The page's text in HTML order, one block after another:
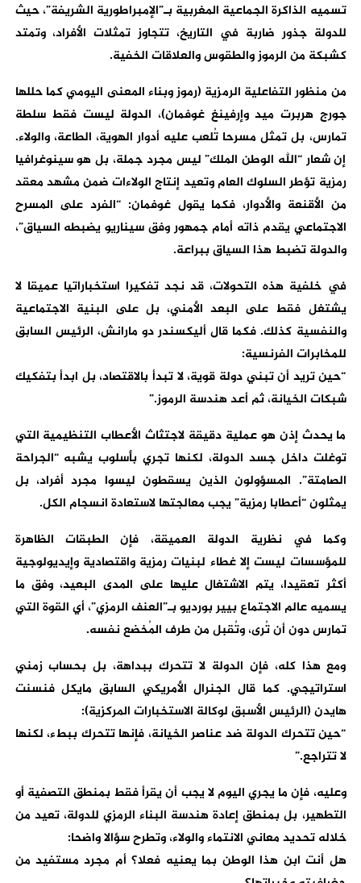
تسميه الذاكرة الجماعية المغربية بـ”الإمبراطورية الشريفة”، حيث
للدولة جذور ضاربة في التاريخ، تتجاوز تمثلات الأفراد، وتمتد
كشبكة من الرموز والطقوس والعلاقات الخفية.
من منظور التفاعلية الرمزية (رموز وبناء المعنى اليومي كما حللها
جورج هربرت ميد وإرفينغ غوفمان)، الدولة ليست فقط سلطة
تمارس، بل تمثل مسرحا تُلعب عليه أدوار الهوية، الطاعة، والولاء.
إن شعار “الله الوطن الملك” ليس مجرد جملة، بل هو سينوغرافيا
رمزية تؤطر السلوك العام وتعيد إنتاج الولاءات ضمن مشهد معقد
من الأقنعة والأدوار، فكما يقول غوفمان: “الفرد على المسرح
الاجتماعي يقدم ذاته أمام جمهور وفق سيناريو يضبطه السياق”،
والدولة تضبط هذا السياق ببراعة.
في خلفية هذه التحولات، قد نجد تفكيرا استخباراتيا عميقا لا
يشتغل فقط على البعد الأمني، بل على البنية الاجتماعية
والنفسية كذلك. فكما قال أليكسندر دو مارانش، الرئيس السابق
للمخابرات الفرنسية:
“حين تريد أن تبني دولة قوية، لا تبدأ بالاقتصاد، بل ابدأ بتفكيك
شبكات الخيانة، ثم أعد هندسة الرموز.”
ما يحدث إذن هو عملية دقيقة لاجتثاث الأعطاب التنظيمية التي
توغلت داخل جسد الدولة، لكنها تجري بأسلوب يشبه “الجراحة
الصامتة”. المسؤولون الذين يسقطون ليسوا مجرد أفراد، بل
يمثلون “أعطابا رمزية” يجب معالجتها لاستعادة انسجام الكل.
وكما في نظرية الدولة العميقة، فإن الطبقات الظاهرة
للمؤسسات ليست إلا غطاء لبنيات رمزية واقتصادية وإيديولوجية
أكثر تعقيدا، يتم الاشتغال عليها على المدى البعيد، وفق ما
يسميه عالم الاجتماع بيير بورديو بـ”العنف الرمزي”، أي القوة التي
تمارس دون أن تُرى، وتُقبل من طرف المُخضع نفسه.
ومع هذا كله، فإن الدولة لا تتحرك ببداهة، بل بحساب زمني
استراتيجي. كما قال الجنرال الأمريكي السابق مايكل فنسنت
هايدن (الرئيس الأسبق لوكالة الاستخبارات المركزية):
“حين تتحرك الدولة ضد عناصر الخيانة، فإنها تتحرك ببطء، لكنها
لا تتراجع.”
وعليه، فإن ما يجري اليوم لا يجب أن يقرأ فقط بمنطق التصفية أو
التطهير، بل بمنطق إعادة هندسة البناء الرمزي للدولة، تعيد من
خلاله تحديد معاني الانتماء والولاء، وتطرح سؤالا واضحا:
هل أنت ابن هذا الوطن بما يعنيه فعلا؟ أم مجرد مستفيد من